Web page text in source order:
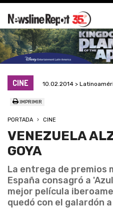
CINE 10.02.2014 >
IMPRIMIR
PORTADA CINE
VENEZUELA
GOYA
La entrega de premios
España consagró a
mejor película
quedó con el galardón